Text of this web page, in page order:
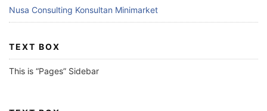
Nusa Consulting Konsultan Minimarket
TEXT BOX
This is “Pages” Sidebar